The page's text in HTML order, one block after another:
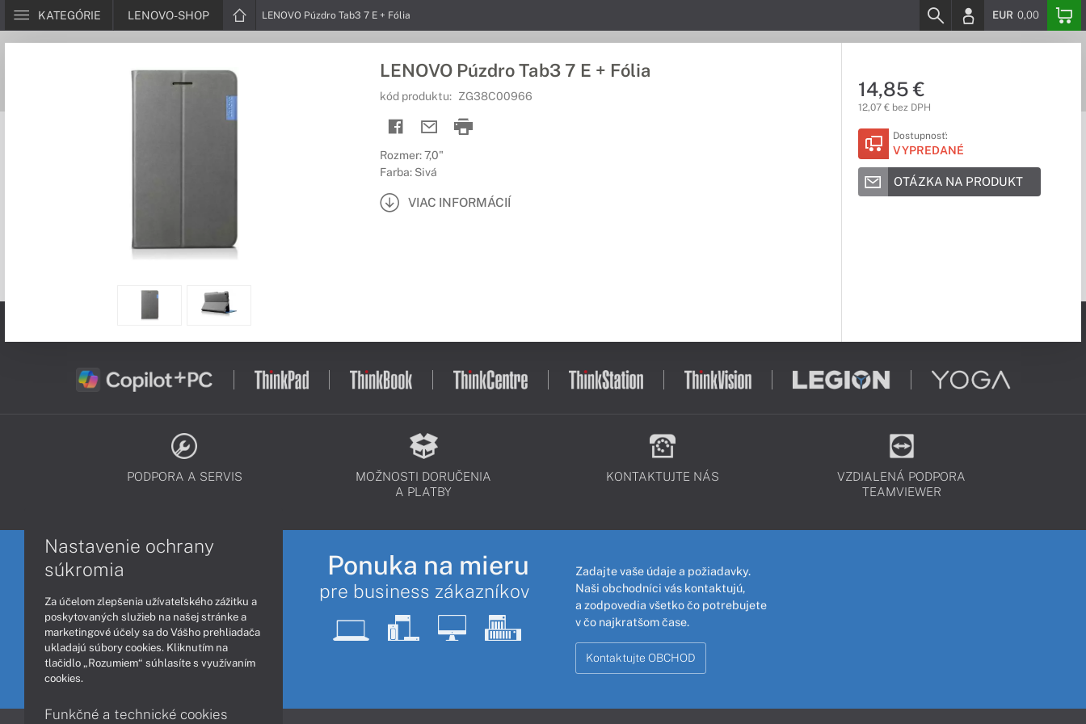
KATEGÓRIE LENOVO-SHOP LENOVO Púzdro Tab3 7 E + Fólia EUR 0,00
LENOVO Púzdro Tab3 7 E + Fólia
kód produktu: ZG38C00966
Rozmer: 7,0"
Farba: Sivá
VIAC INFORMÁCIÍ
14,85 €
12,07 € bez DPH
Dostupnosť:
VYPREDANÉ
OTÁZKA NA PRODUKT
PODPORA A SERVIS
MOŽNOSTI DORUČENIA
A PLATBY
KONTAKTUJTE NÁS
VZDIALENÁ PODPORA
TEAMVIEWER
Ponuka na mieru
pre business zákazníkov
Zadajte vaše údaje a požiadavky.
Naši obchodníci vás kontaktujú,
a zodpovedia všetko čo potrebujete
v čo najkratšom čase.
Kontaktujte OBCHOD
Nastavenie ochrany
súkromia
Za účelom zlepšenia užívateľského zážitku a
poskytovaných služieb na našej stránke a
marketingové účely sa do Vášho prehliadača
ukladajú súbory cookies. Kliknutím na
tlačidlo „Rozumiem“ súhlasíte s využívaním
cookies.
Funkčné a technické cookies